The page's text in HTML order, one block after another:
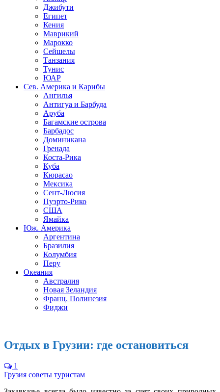
Джибути
Египет
Кения
Маврикий
Марокко
Сейшелы
Танзания
Тунис
ЮАР
Сев. Америка и Карибы
Ангилья
Антигуа и Барбуда
Аруба
Багамские острова
Барбадос
Доминикана
Гренада
Коста-Рика
Куба
Кюрасао
Мексика
Сент-Люсия
Пуэрто-Рико
США
Ямайка
Юж. Америка
Аргентина
Бразилия
Колумбия
Перу
Океания
Австралия
Новая Зеландия
Франц. Полинезия
Фиджи
Отдых в Грузии: где остановиться
1
Грузия советы туристам